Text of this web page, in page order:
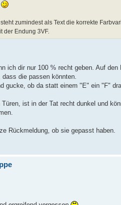
zumindest als Text die korrekte
der Endung 3VF.
ich dir nur 100 % recht geben. Auf
die passen könnten.
gucke, ob da statt einem "E" ein "F"
ist in der Tat recht dunkel und
Rückmeldung, ob sie gepasst haben.